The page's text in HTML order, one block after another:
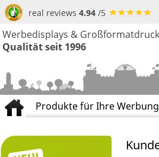
real reviews 4.94 /5
Werbedisplays & Großformatdruck
Qualität seit 1996
Produkte für Ihre Werbung